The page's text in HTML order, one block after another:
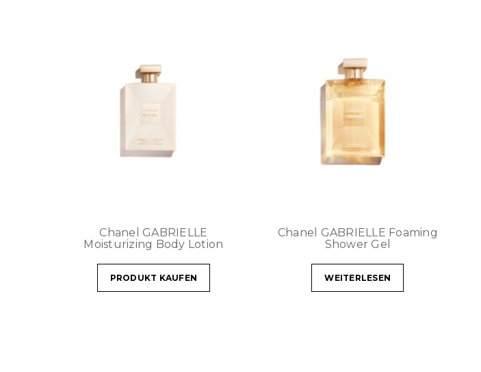
Chanel GABRIELLE
Moisturizing Body Lotion
PRODUKT KAUFEN
Chanel GABRIELLE Foaming
Shower Gel
WEITERLESEN